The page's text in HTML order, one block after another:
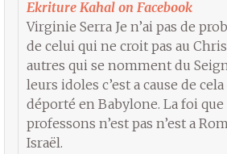
Ekriture Kahal on Facebook
Virginie Serra Je n’ai pas de
de celui qui ne croit pas au
autres qui se nomment du
leurs idoles c’est a cause de
déporté en Babylone. La foi que
professons n’est pas n’est a
Israël.